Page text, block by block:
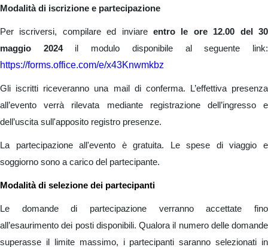
Modalità di iscrizione e partecipazione
Per iscriversi, compilare ed inviareentro le ore 12.00 del 30
maggio 2024 il modulo disponibile al seguente link:
https://forms.office.com/e/x43Knwmkbz
Gli iscritti riceveranno una mail di conferma. L’effettiva presenza
all’evento verrà rilevata mediante registrazione dell’ingresso e
dell’uscita sull'apposito registro presenze.
La partecipazione all'evento è gratuita. Le spese di viaggio e
soggiorno sono a carico del partecipante.
Modalità di selezione dei partecipanti
Le domande di partecipazione verranno accettate fino
all’esaurimento dei posti disponibili. Qualora il numero delle domande
superasse il limite massimo, i partecipanti saranno selezionati in